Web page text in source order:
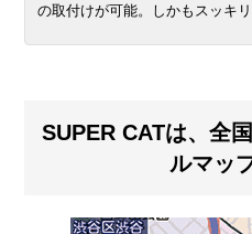
の取付けが可能。しかもスッキリ
SUPER CATは、全
ルマッ